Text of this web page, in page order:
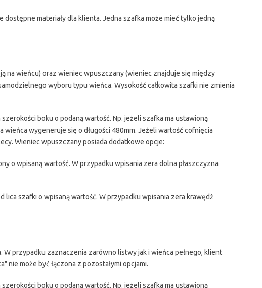
materiały dla klienta. Jedna szafka może mieć tylko jedną
na wieńcu) oraz wieniec wpuszczany (wieniec znajduje się między
wyboru typu wieńca. Wysokość całkowita szafki nie zmienia
boku o podaną wartość. Np. jeżeli szafka ma ustawioną
wygeneruje się o długości 480mm. Jeżeli wartość cofnięcia
Wieniec wpuszczany posiada dodatkowe opcje:
o wpisaną wartość. W przypadku wpisania zera dolna płaszczyzna
szafki o wpisaną wartość. W przypadku wpisania zera krawędź
przypadku zaznaczenia zarówno listwy jak i wieńca pełnego, klient
nie może być łączona z pozostałymi opcjami.
boku o podaną wartość. Np. jeżeli szafka ma ustawioną